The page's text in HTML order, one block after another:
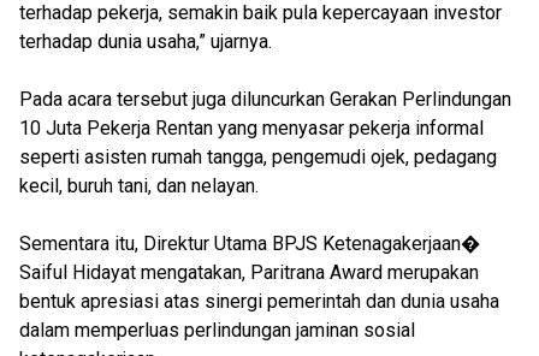
terhadap pekerja, semakin baik pula kepercayaan investor
terhadap dunia usaha,” ujarnya.
Pada acara tersebut juga diluncurkan Gerakan Perlindungan
10 Juta Pekerja Rentan yang menyasar pekerja informal
seperti asisten rumah tangga, pengemudi ojek, pedagang
kecil, buruh tani, dan nelayan.
Sementara itu, Direktur Utama BPJS Ketenagakerjaan⁠�
Saiful Hidayat mengatakan, Paritrana Award merupakan
bentuk apresiasi atas sinergi pemerintah dan dunia usaha
dalam memperluas perlindungan jaminan sosial